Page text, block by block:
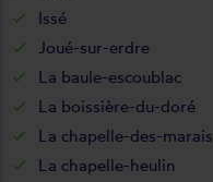
Issé
Joué-sur-erdre
La baule-escoublac
La boissière-du-doré
La chapelle-des-marais
La chapelle-heulin